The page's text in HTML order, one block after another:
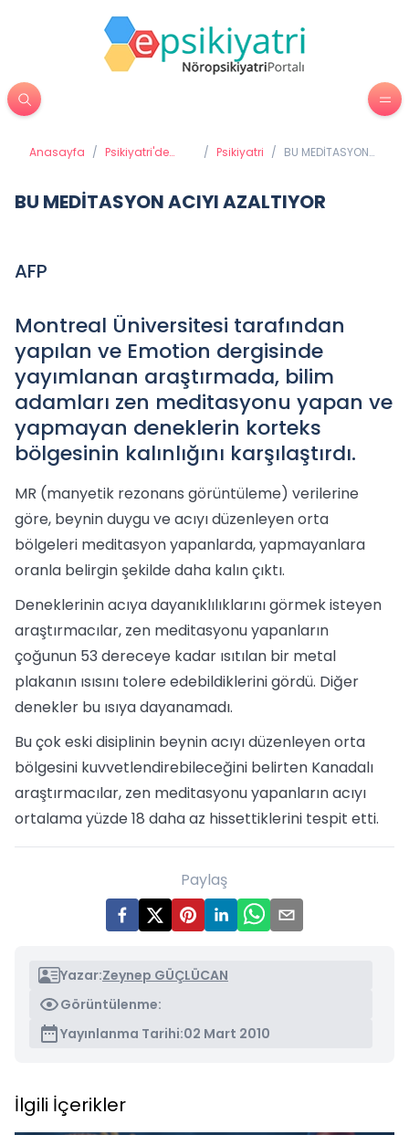
Anasayfa / Psikiyatri'de
/ Psikiyatri / BU MEDİTASYON
BU MEDİTASYON ACIYI AZALTIYOR
AFP
Montreal Üniversitesi tarafından
yapılan ve Emotion dergisinde
yayımlanan araştırmada, bilim
adamları zen meditasyonu yapan ve
yapmayan deneklerin korteks
bölgesinin kalınlığını karşılaştırdı.
MR (manyetik rezonans görüntüleme) verilerine
göre, beynin duygu ve acıyı düzenleyen orta
bölgeleri meditasyon yapanlarda, yapmayanlara
oranla belirgin şekilde daha kalın çıktı.
Deneklerinin acıya dayanıklılıklarını görmek isteyen
araştırmacılar, zen meditasyonu yapanların
çoğunun 53 dereceye kadar ısıtılan bir metal
plakanın ısısını tolere edebildiklerini gördü. Diğer
denekler bu ısıya dayanamadı.
Bu çok eski disiplinin beynin acıyı düzenleyen orta
bölgesini kuvvetlendirebileceğini belirten Kanadalı
araştırmacılar, zen meditasyonu yapanların acıyı
ortalama yüzde 18 daha az hissettiklerini tespit etti.
Paylaş
Yazar:Zeynep GÜÇLÜCAN
Görüntülenme:
Yayınlanma Tarihi:02 Mart 2010
İlgili İçerikler